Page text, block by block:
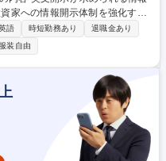
家への情報開示体制を強化する
。 【具体的には】 ■
ームページのメンテナンス ■投
語 時短勤務あり
退職金あり
服装自由